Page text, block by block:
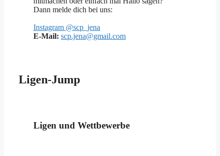
Dann melde dich bei uns:
Instagram @scp_jena
E-Mail: scp.jena@gmail.com
Ligen-Jump
Ligen und Wettbewerbe